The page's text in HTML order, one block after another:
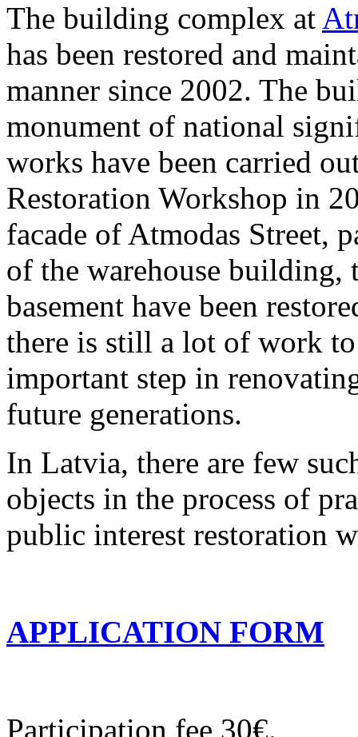
The building complex at
has been restored and
manner since 2002. The
monument of national
works have been carried
Restoration Workshop in
facade of Atmodas Street,
of the warehouse building,
basement have been
there is still a lot of work to
important step in
future generations.
In Latvia, there are few
objects in the process of
public interest restoration
APPLICATION FORM
Participation fee 30€.